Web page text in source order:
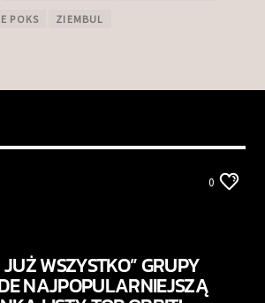
POKS ZIEMBUL
0
JUŻ WSZYSTKO” GRUPY
NAJPOPULARNIEJSZĄ